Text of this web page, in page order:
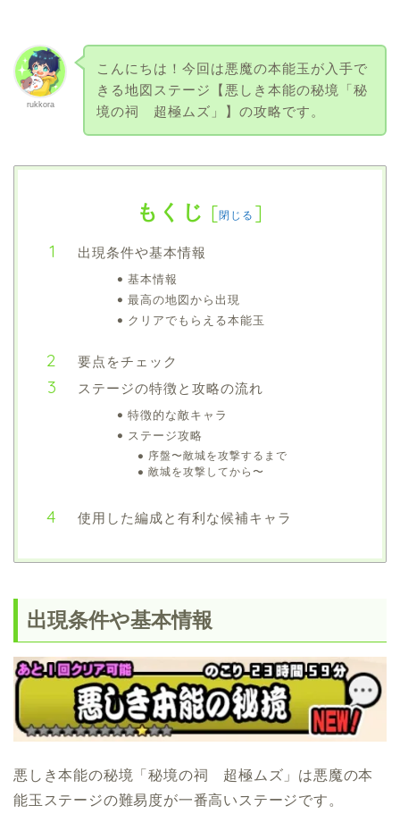
rukkora
こんにちは！今回は悪魔の本能玉が入手で
きる地図ステージ【悪しき本能の秘境「秘
境の祠 超極ムズ」】の攻略です。
もくじ [閉じる ]
出現条件や基本情報
基本情報
最高の地図から出現
クリアでもらえる本能玉
要点をチェック
ステージの特徴と攻略の流れ
特徴的な敵キャラ
ステージ攻略
序盤〜敵城を攻撃するまで
敵城を攻撃してから〜
使用した編成と有利な候補キャラ
出現条件や基本情報
悪しき本能の秘境「秘境の祠 超極ムズ」は悪魔の本
能玉ステージの難易度が一番高いステージです。